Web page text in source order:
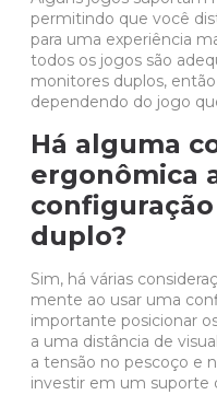
permitindo que você
para uma experiência
todos os jogos são
monitores duplos,
dependendo do jogo
Há alguma
ergonômica
duplo?
Sim, há várias
mente ao usar uma
importante posicionar
a uma distância de
a tensão no pescoço e
investir em um suporte